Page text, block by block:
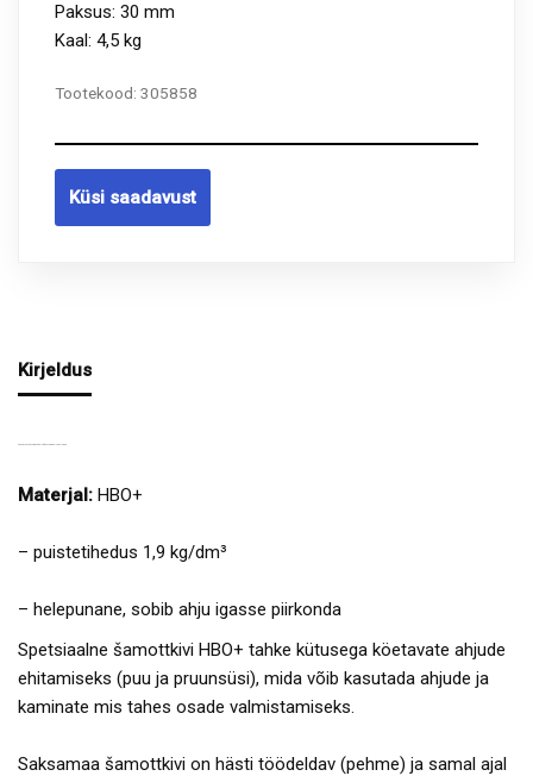
Paksus: 30 mm
Kaal: 4,5 kg
Tootekood: 305858
Küsi saadavust
Kirjeldus
Materjal: HBO+
– puistetihedus 1,9 kg/dm³
– helepunane, sobib ahju igasse piirkonda
Spetsiaalne šamottkivi HBO+ tahke kütusega köetavate ahjude
ehitamiseks (puu ja pruunsüsi), mida võib kasutada ahjude ja
kaminate mis tahes osade valmistamiseks.
Saksamaa šamottkivi on hästi töödeldav (pehme) ja samal ajal